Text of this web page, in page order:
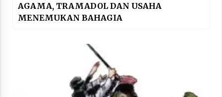
AGAMA, TRAMADOL DAN USAHA
MENEMUKAN BAHAGIA